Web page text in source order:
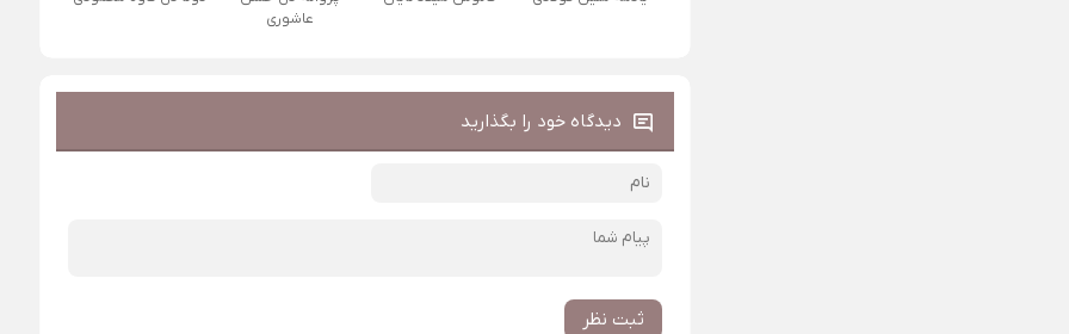
عاشوری
دیدگاه خود را بگذارید
ثبت نظر